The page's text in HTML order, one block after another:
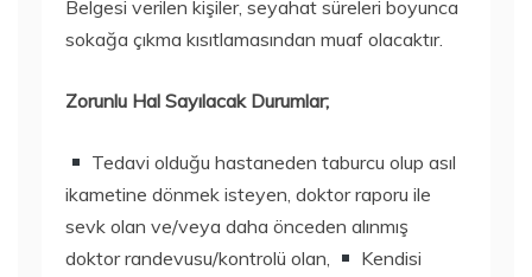
Belgesi verilen kişiler, seyahat süreleri boyunca
sokağa çıkma kısıtlamasından muaf olacaktır.
Zorunlu Hal Sayılacak Durumlar;
Tedavi olduğu hastaneden taburcu olup asıl
ikametine dönmek isteyen, doktor raporu ile
sevk olan ve/veya daha önceden alınmış
doktor randevusu/kontrolü olan,
Kendisi